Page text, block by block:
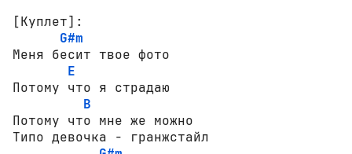
[Куплет]:
G#m
Меня бесит твое фото
E
Потому что я страдаю
B
Потому что мне же можно
Типо девочка - гранжстайл